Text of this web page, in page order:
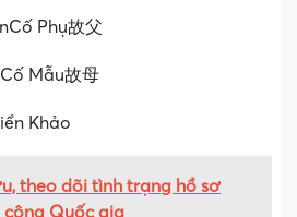
Phụ故父
Mẫu故母
Khảo
theo dõi tình trạng hồ sơ
công Quốc gia